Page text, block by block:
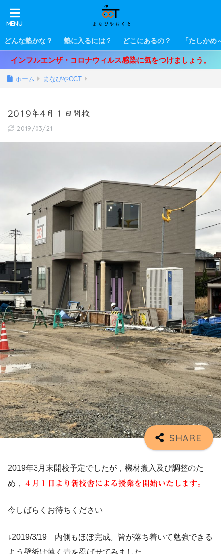
どんな塾かな？ 塾に入るには？ どこにあるの？ 「たしかめ
インフルエンザ・コロナウィルス感染に気をつけましょう。
ホーム まなびやOCT
2019年4月１日開校
2019/03/21
2019年3月末開校予定でしたが，機材搬入及び調整のた
め，
４月１日より新校舎による授業を開始いたします。
今しばらくお待ちください
↓2019/3/19 内側もほぼ完成。皆が落ち着いて勉強できる
よう壁紙は薄く青を忍ばせてみました。